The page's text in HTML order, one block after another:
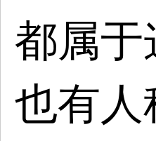
都属于
也有人